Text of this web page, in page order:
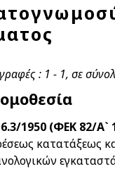
: 1 - 1, σε
1950 (ΦΕΚ 82/Α`
κατατάξεως